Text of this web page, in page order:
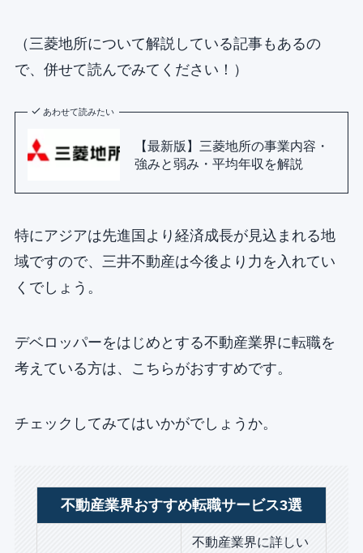
（三菱地所について解説している記事もあるの
で、併せて読んでみてください！）
あわせて読みたい
【最新版】三菱地所の事業内容・
強みと弱み・平均年収を解説
特にアジアは先進国より経済成長が見込まれる地
域ですので、三井不動産は今後より力を入れてい
くでしょう。
デベロッパーをはじめとする不動産業界に転職を
考えている方は、こちらがおすすめです。
チェックしてみてはいかがでしょうか。
不動産業界おすすめ転職サービス3選
不動産業界に詳しい